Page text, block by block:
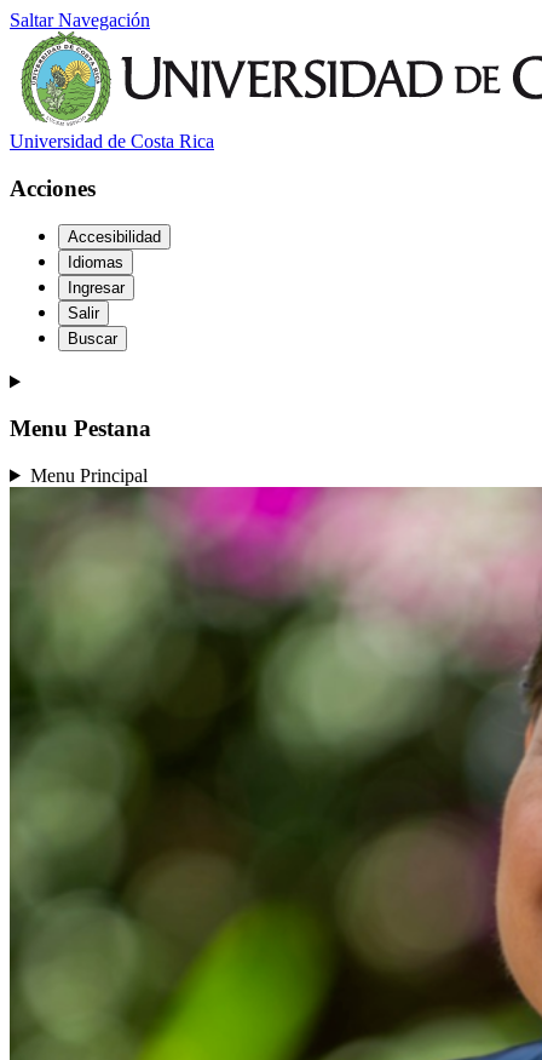
Saltar Navegación
Universidad de Costa Rica
Acciones
Accesibilidad
Idiomas
Ingresar
Salir
Buscar
Menu Pestana
Menu Principal